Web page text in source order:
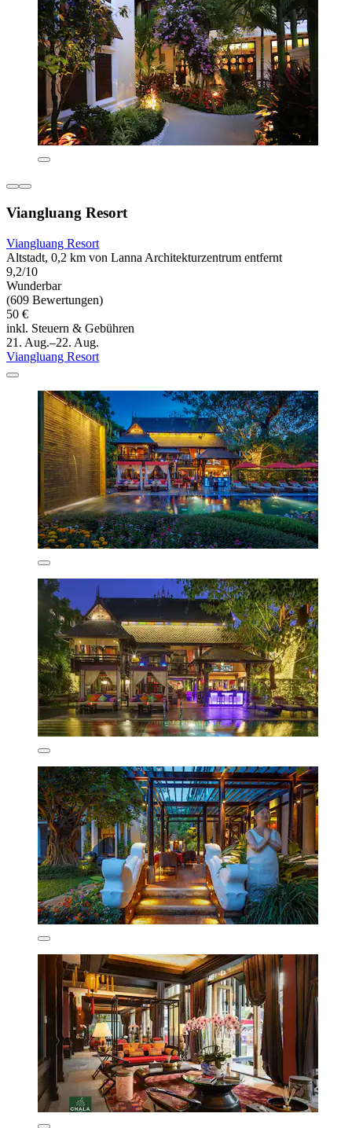
Viangluang Resort
Viangluang Resort
Altstadt, 0,2 km von Lanna Architekturzentrum entfernt
9,2/10
Wunderbar
(609 Bewertungen)
50 €
inkl. Steuern & Gebühren
21. Aug.–22. Aug.
Viangluang Resort